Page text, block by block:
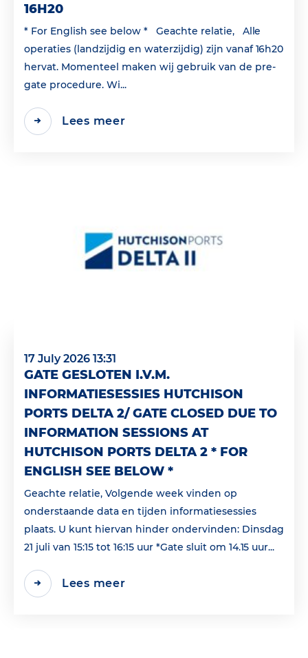
16H20
* For English see below * Geachte relatie, Alle
operaties (landzijdig en waterzijdig) zijn vanaf 16h20
hervat. Momenteel maken wij gebruik van de pre-
gate procedure. Wi...
Lees meer
17 July 2026 13:31
GATE GESLOTEN I.V.M.
INFORMATIESESSIES HUTCHISON
PORTS DELTA 2/ GATE CLOSED DUE TO
INFORMATION SESSIONS AT
HUTCHISON PORTS DELTA 2 * FOR
ENGLISH SEE BELOW *
Geachte relatie, Volgende week vinden op
onderstaande data en tijden informatiesessies
plaats. U kunt hiervan hinder ondervinden: Dinsdag
21 juli van 15:15 tot 16:15 uur *Gate sluit om 14.15 uur...
Lees meer